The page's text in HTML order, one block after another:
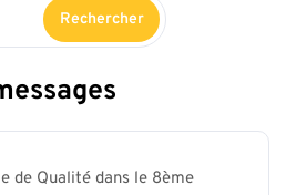
Rechercher
de Qualité dans le 8ème